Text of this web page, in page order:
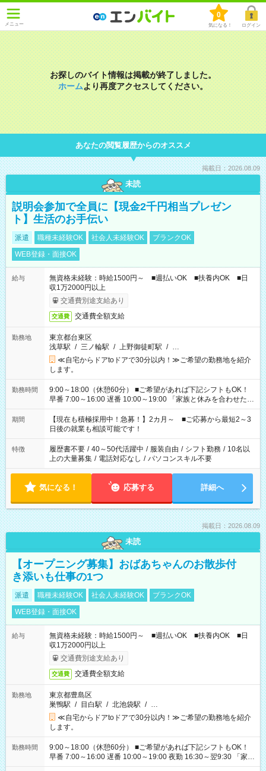
メニュー
0
気になる！ ログイン
お探しのバイト情報は掲載が終了しました。
ホームより再度アクセスしてください。
あなたの閲覧履歴からのオススメ
掲載日：2026.08.09
未読
説明会参加で全員に【現金2千円相当プレゼン
ト】生活のお手伝い
派遣 職種未経験OK 社会人未経験OK
ブランクOK
WEB登録・面接OK
給与
無資格未経験：時給1500円～ ■週払いOK ■扶養内OK ■日
収1万2000円以上
交通費別途支給あり
交通費 交通費全額支給
勤務地
東京都台東区
浅草駅 / 三ノ輪駅 / 上野御徒町駅 / …
≪自宅からドアtoドアで30分以内！≫ご希望の勤務地を紹介
します。
勤務時間
9:00～18:00（休憩60分） ■ご希望があれば下記シフトもOK！
早番 7:00～16:00 遅番 10:00～19:00 「家族と休みを合わせた
い」 「余裕を持って夕飯の準備がしたい」 「できれば残業はし
たくない」 など、ご希望を教えてくださいね。 ※Wワーク希望
の方へ 今ご覧のお仕事で希望する勤務時間と、もう1つのお仕事
の勤務時間。 合計で週40時間を超える場合は応募できません。
期間
【現在も積極採用中！急募！】2カ月～ ■ご応募から最短2～3
日後の就業も相談可能です！
特徴 履歴書不要 / 40～50代活躍中 / 服装自由 / シフト勤務 / 10名以
上の大量募集 / 電話対応なし / パソコンスキル不要
気になる！ 応募する 詳細へ
掲載日：2026.08.09
未読
【オープニング募集】おばあちゃんのお散歩付
き添いも仕事の1つ
派遣 職種未経験OK 社会人未経験OK
ブランクOK
WEB登録・面接OK
給与
無資格未経験：時給1500円～ ■週払いOK ■扶養内OK ■日
収1万2000円以上
交通費別途支給あり
交通費 交通費全額支給
勤務地
東京都豊島区
巣鴨駅 / 目白駅 / 北池袋駅 / …
≪自宅からドアtoドアで30分以内！≫ご希望の勤務地を紹介
します。
勤務時間
9:00～18:00（休憩60分） ■ご希望があれば下記シフトもOK！
早番 7:00～16:00 遅番 10:00～19:00 夜勤 16:30～翌9:30 「家族
と休みを合わせたい」 「余裕を持って夕飯の準備がしたい」